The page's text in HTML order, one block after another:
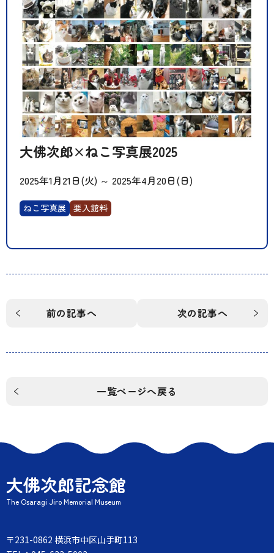
大佛次郎×ねこ写真展2025
2025年1月21日(火) ～ 2025年4月20日(日)
ねこ写真展 要入館料
前の記事へ 次の記事へ
一覧ページへ戻る
大佛次郎記念館
The Osaragi Jiro Memorial Museum
〒231-0862 横浜市中区山手町113